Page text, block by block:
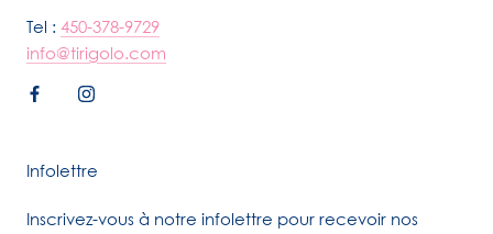
Tel : 450-378-9729
info@tirigolo.com
Infolettre
Inscrivez-vous à notre infolettre pour recevoir nos